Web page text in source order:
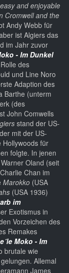
and enjoyable
Cromwell and the
Andy Webb für
ist Algiers das
im Jahr zuvor
- Im Dunkel
des
und Line Noro
Adaption des
Barthe (unterm
(des
John Comwells
stand der US-
mit der US-
Hollywoods für
folgte. In jenen
Oland (seit
Chan im
Marokko (USA
(USA 1936)
im
Exotismus in
Vorzeichen des
Remakes
Moko - Im
brutale wie
Allemal
James